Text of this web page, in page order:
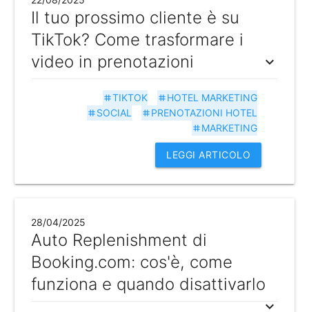
Il tuo prossimo cliente è su
TikTok? Come trasformare i
video in prenotazioni
expand_more
tag HOTEL MARKETING
tagTIKTOK
tag PRENOTAZIONI HOTEL
tag SOCIAL
tag MARKETING
LEGGI ARTICOLO
28/04/2025
Auto Replenishment di
Booking.com: cos'è, come
funziona e quando disattivarlo
expand_more